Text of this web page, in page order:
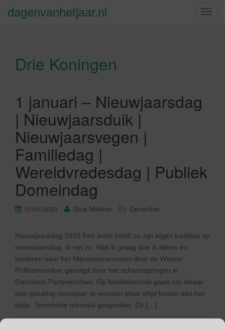
S
i
dagenvanhetjaar.nl
Drie Koningen
1 januari – Nieuwjaarsdag
| Nieuwjaarsduik |
Nieuwjaarsvegen |
Familiedag |
Wereldvredesdag | Publiek
Domeindag
01/01/2020 Gina Makken December
Nieuwjaarsdag 2020 Een ieder heeft zo zijn eigen tradities op
nieuwjaarsdag. Ik net zo. Wat ik graag doe is kijken en
luisteren naar het Nieuwjaarsconcert door de Wiener
Philharmoniker gevolgd door het schansspringen in
Garmisch-Partenkirchen. Op familiebezoek gaan om elkaar
een gelukkig nieuwjaar te wensen staat altijd boven aan het
lijstje. Tenminste normaal gesproken. Dit […]